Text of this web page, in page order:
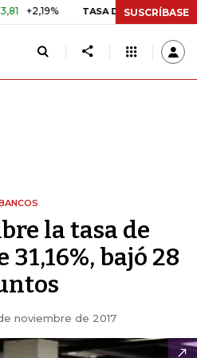
TASA DE USURA CRÉDITO
SUSCRÍBASE
la tasa de
31,16%, bajó 28
noviembre de 2017